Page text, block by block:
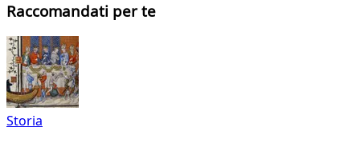
Raccomandati per te
Storia